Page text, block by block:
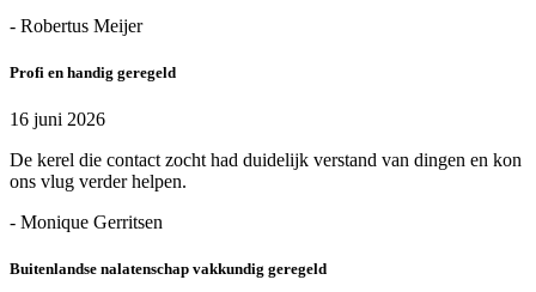
- Robertus Meijer
Profi en handig geregeld
16 juni 2026
De kerel die contact zocht had duidelijk verstand van dingen en kon
ons vlug verder helpen.
- Monique Gerritsen
Buitenlandse nalatenschap vakkundig geregeld